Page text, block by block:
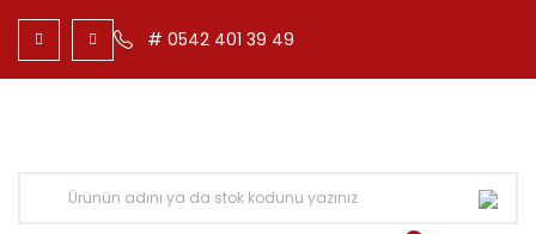
# 0542 401 39 49